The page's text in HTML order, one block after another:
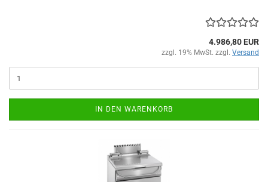
4.986,80 EUR
zzgl. 19% MwSt. zzgl. Versand
IN DEN WARENKORB